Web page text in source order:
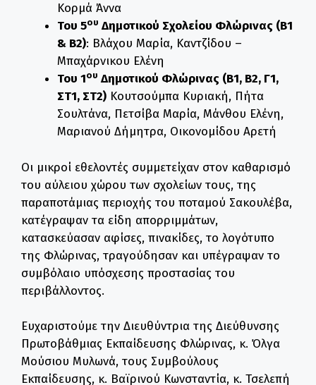
Κορμά Άννα
Του 5ου Δημοτικού Σχολείου Φλώρινας (Β1
& Β2): Βλάχου Μαρία, Καντζίδου –
Μπαχάρνικου Ελένη
Του 1ου Δημοτικού Φλώρινας (Β1, Β2, Γ1,
ΣΤ1, ΣΤ2) Κουτσούμπα Κυριακή, Πήτα
Σουλτάνα, Πετσίβα Μαρία, Μάνθου Ελένη,
Μαριανού Δήμητρα, Οικονομίδου Αρετή
Οι μικροί εθελοντές συμμετείχαν στον καθαρισμό
του αύλειου χώρου των σχολείων τους, της
παραποτάμιας περιοχής του ποταμού Σακουλέβα,
κατέγραψαν τα είδη απορριμμάτων,
κατασκεύασαν αφίσες, πινακίδες, το λογότυπο
της Φλώρινας, τραγούδησαν και υπέγραψαν το
συμβόλαιο υπόσχεσης προστασίας του
περιβάλλοντος.
Ευχαριστούμε την Διευθύντρια της Διεύθυνσης
Πρωτοβάθμιας Εκπαίδευσης Φλώρινας, κ. Όλγα
Μούσιου Μυλωνά, τους Συμβούλους
Εκπαίδευσης, κ. Βαϊρινού Κωνσταντία, κ. Τσελεπή